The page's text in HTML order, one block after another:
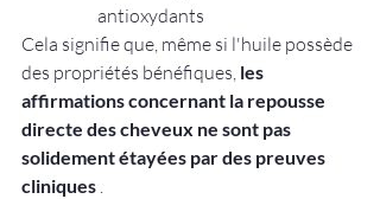
antioxydants
Cela signifie que, même si l'huile possède
des propriétés bénéfiques, les
affirmations concernant la repousse
directe des cheveux ne sont pas
solidement étayées par des preuves
cliniques .